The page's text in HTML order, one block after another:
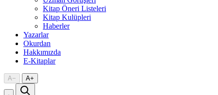
Kitap Öneri Listeleri
Kitap Kulüpleri
Haberler
Yazarlar
Okurdan
Hakkımızda
E-Kitaplar
A− A+